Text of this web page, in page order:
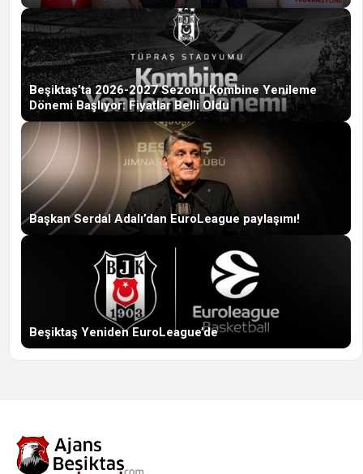
Beşiktaş’ta 2026-2027 Sezonu Kombine Yenileme
Dönemi Başlıyor: Fiyatlar Belli Oldu
Başkan Serdal Adalı’dan EuroLeague paylaşımı!
Beşiktaş Yeniden EuroLeague’de